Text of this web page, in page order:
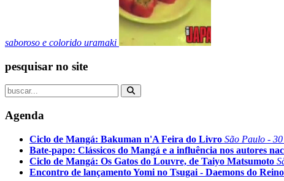
saboroso e colorido uramaki
pesquisar no site
Agenda
Ciclo de Mangá: Bakuman n'A Feira do Livro São Paulo -
Bate-papo: Clássicos do Mangá e a influência nos autores
Ciclo de Mangá: Os Gatos do Louvre, de Taiyo Matsumoto
Encontro de lançamento Yomi no Tsugai - Daemons do